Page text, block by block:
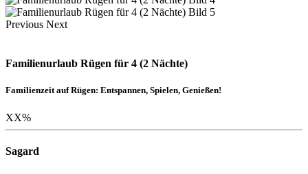
Previous Next
Familienurlaub Rügen für 4 (2 Nächte)
Familienzeit auf Rügen: Entspannen, Spielen, Genießen!
XX%
Sagard